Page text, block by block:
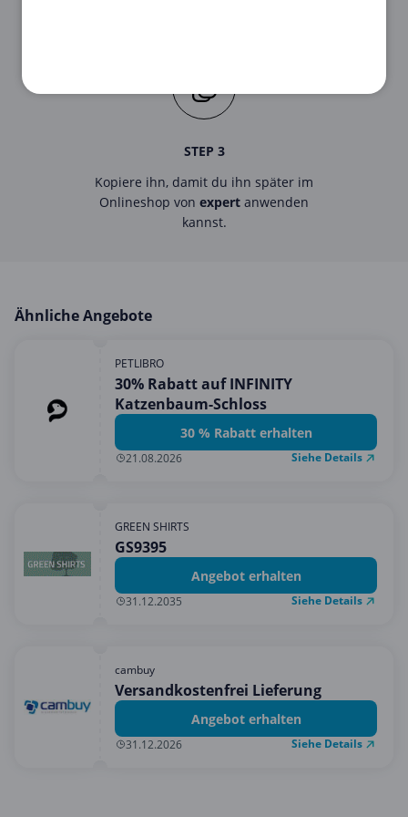
STEP 3
Kopiere ihn, damit du ihn später im
Onlineshop von expert anwenden
kannst.
Ähnliche Angebote
PETLIBRO
30% Rabatt auf INFINITY
Katzenbaum-Schloss
30 % Rabatt erhalten
21.08.2026 Siehe Details
GREEN SHIRTS
GS9395
Angebot erhalten
31.12.2035 Siehe Details
cambuy
Versandkostenfrei Lieferung
Angebot erhalten
31.12.2026 Siehe Details